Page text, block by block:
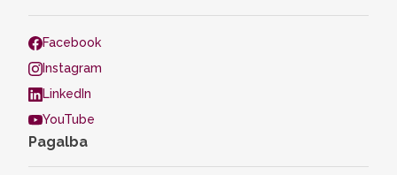
Facebook
Instagram
LinkedIn
YouTube
Pagalba